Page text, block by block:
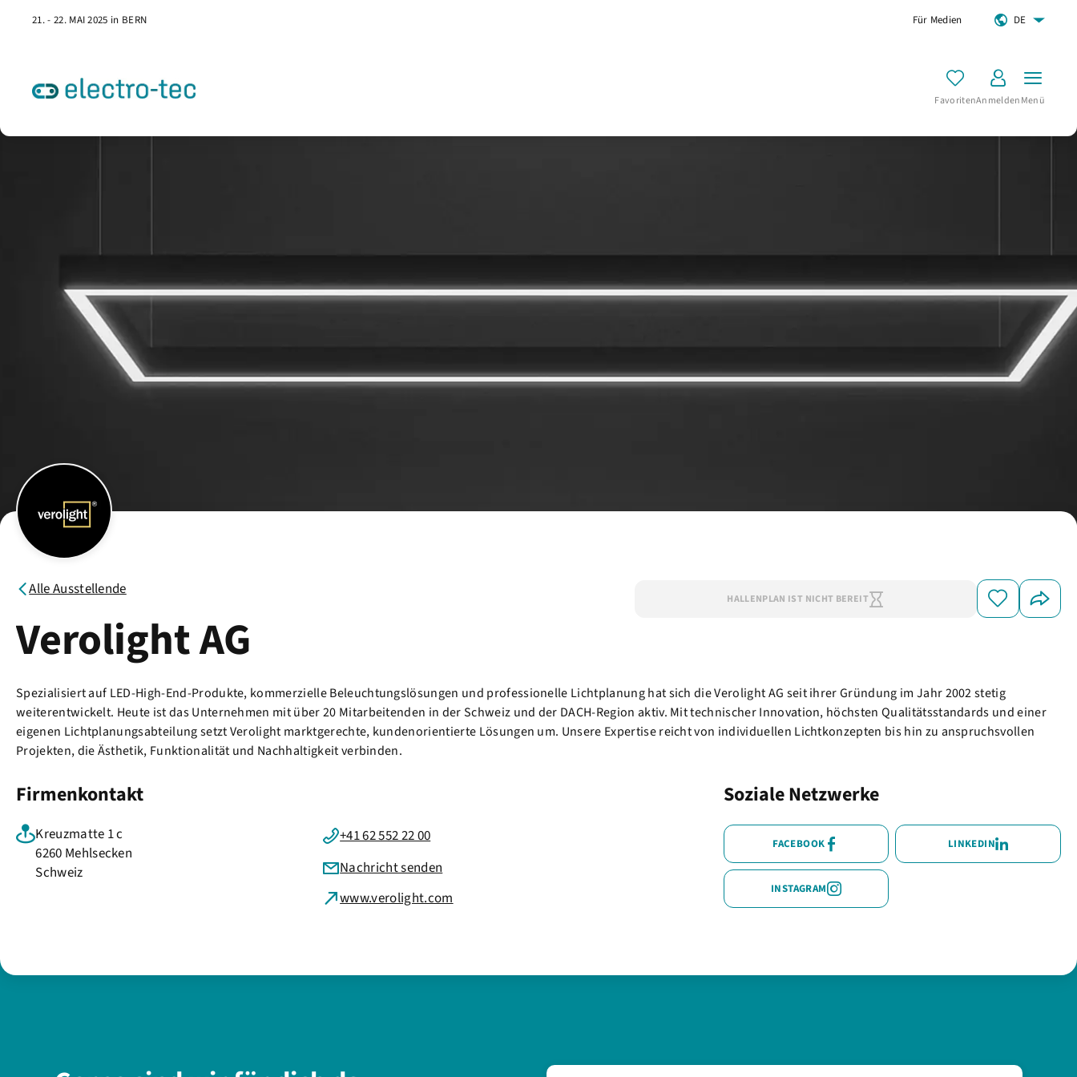
21. - 22. MAI 2025 in BERN Für Medien DE
FavoritenAnmeldenMenü
Alle Ausstellende
Verolight AG
HALLENPLAN IST NICHT BEREIT
Spezialisiert auf LED-High-End-Produkte, kommerzielle Beleuchtungslösungen und professionelle Lichtplanung hat sich die Verolight AG seit ihrer Gründung im Jahr 2002 stetig
weiterentwickelt. Heute ist das Unternehmen mit über 20 Mitarbeitenden in der Schweiz und der DACH-Region aktiv. Mit technischer Innovation, höchsten Qualitätsstandards und einer
eigenen Lichtplanungsabteilung setzt Verolight marktgerechte, kundenorientierte Lösungen um. Unsere Expertise reicht von individuellen Lichtkonzepten bis hin zu anspruchsvollen
Projekten, die Ästhetik, Funktionalität und Nachhaltigkeit verbinden.
Firmenkontakt
Kreuzmatte 1 c
6260 Mehlsecken
Schweiz
+41 62 552 22 00
Nachricht senden
www.verolight.com
Soziale Netzwerke
FACEBOOK LINKEDIN
INSTAGRAM